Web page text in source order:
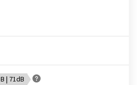
B | 71dB